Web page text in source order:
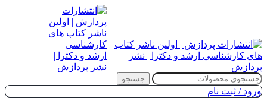
جستجو
ورود / ثبت نام